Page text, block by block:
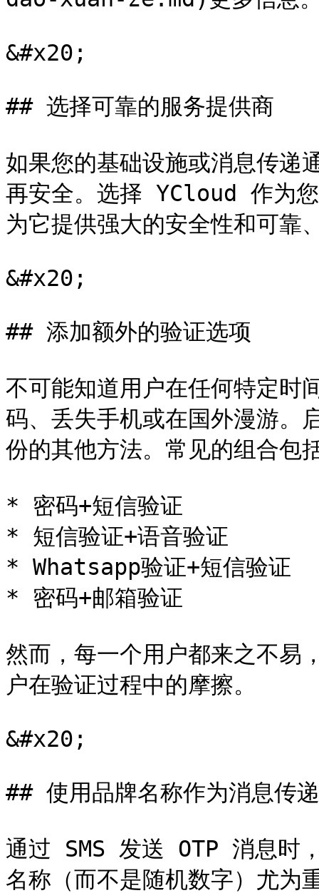
&#x20;
## 选择可靠的服务提供商
如果您的基础设施或消息传递
再安全。选择 YCloud 作为
为它提供强大的安全性和可靠
&#x20;
## 添加额外的验证选项
不可能知道用户在任何特定时
码、丢失手机或在国外漫游。
份的其他方法。常见的组合包
* 密码+短信验证
* 短信验证+语音验证
* Whatsapp验证+短信验证
* 密码+邮箱验证
然而，每一个用户都来之不易
户在验证过程中的摩擦。
&#x20;
## 使用品牌名称作为消息传
通过 SMS 发送 OTP 消息时
名称（而不是随机数字）尤为